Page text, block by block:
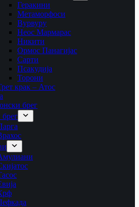
Геракини
Метаморфоси
Вурвуру
Неос Мармарас
Никити
Ормос Панагијас
Сарти
Псакудија
Торони
крак – Атос
брег
брег